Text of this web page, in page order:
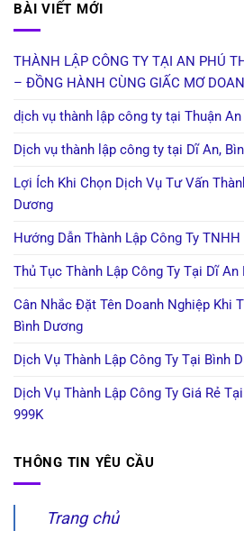
BÀI VIẾT MỚI
THÀNH LẬP CÔNG TY TẠI AN PHÚ
– ĐỒNG HÀNH CÙNG GIẤC MƠ
dịch vụ thành lập công ty tại Thuận
Dịch vụ thành lập công ty tại Dĩ An,
Lợi Ích Khi Chọn Dịch Vụ Tư Vấn
Dương
Hướng Dẫn Thành Lập Công Ty
Thủ Tục Thành Lập Công Ty Tại Dĩ An
Cân Nhắc Đặt Tên Doanh Nghiệp Khi
Bình Dương
Dịch Vụ Thành Lập Công Ty Tại Bình
Dịch Vụ Thành Lập Công Ty Giá Rẻ
999K
THÔNG TIN YÊU CẦU
Trang chủ